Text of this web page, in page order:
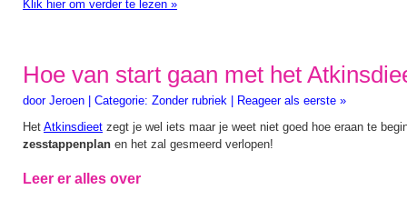
Klik hier om verder te lezen »
Hoe van start gaan met het
door Jeroen Categorie: Zonder rubriek
Reageer als eerste »
Het Atkinsdieet zegt je wel iets maar je weet niet goed hoe eraan te
zesstappenplan en het zal gesmeerd verlopen!
Leer er alles over